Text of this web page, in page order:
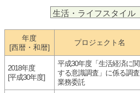
年度
[西暦・和暦]
プロジェクト名
2018年度
[平成30年度]
平成30年度「生活経済に関
する意識調査」に係る調査
業務委託